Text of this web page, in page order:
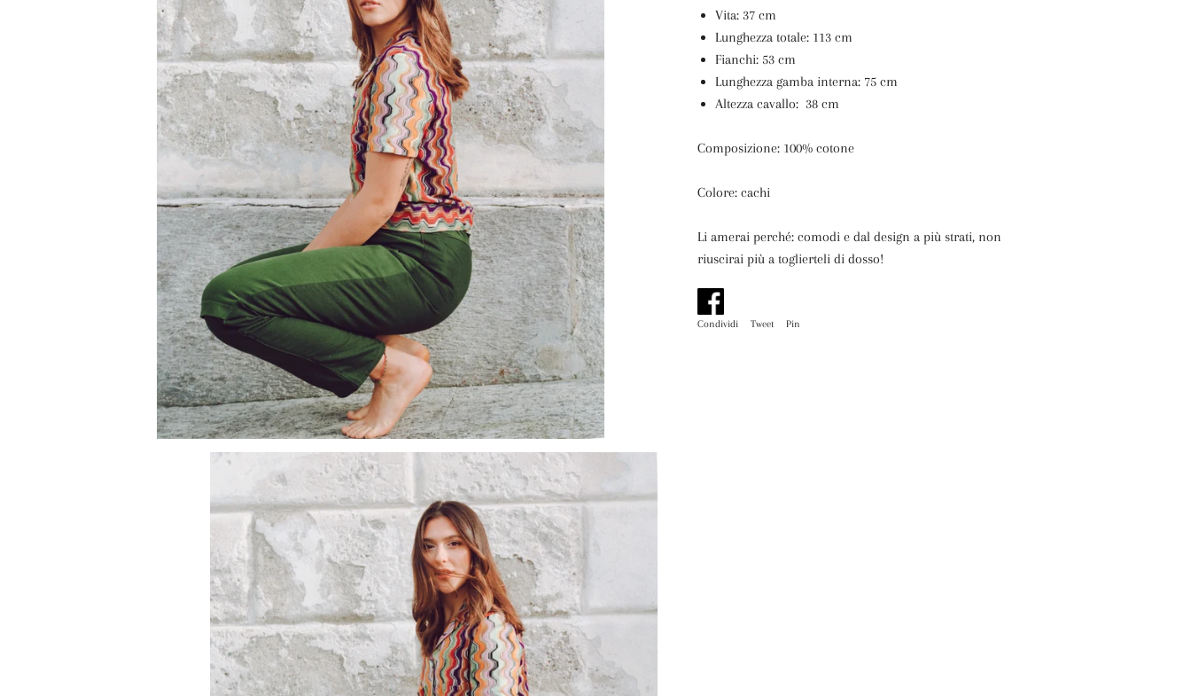
Vita: 37 cm
Lunghezza totale: 113 cm
Fianchi: 53 cm
Lunghezza gamba interna: 75 cm
Altezza cavallo: 38 cm
Composizione: 100% cotone
Colore: cachi
Li amerai perché: comodi e dal design a più strati, non
riuscirai più a toglierteli di dosso!
Condividi
Condividi
Tweet
Twitta
Pin